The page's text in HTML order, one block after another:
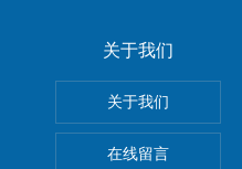
关于我们
关于我们
在线留言